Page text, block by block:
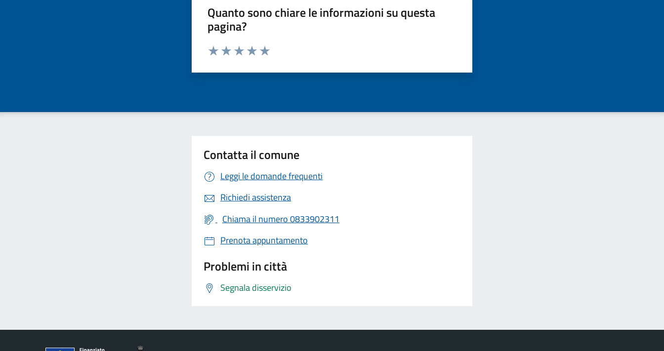
Quanto sono chiare le informazioni su questa
pagina?
Valuta da 1 a 5 stelle la pagina
Contatta il comune
Leggi le domande frequenti
Richiedi assistenza
Chiama il numero 0833902311
Prenota appuntamento
Problemi in città
Segnala disservizio